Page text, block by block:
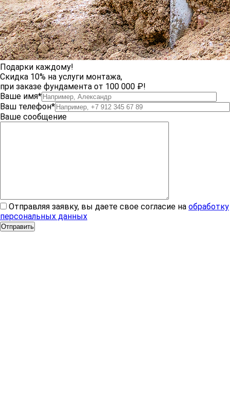
Подарки каждому!
Скидка 10% на услуги монтажа,
при заказе фундамента от 100 000 ₽!
Ваше имя*
Ваш телефон*
Ваше сообщение
Отправляя заявку, вы даете свое согласие на обработку
персональных данных